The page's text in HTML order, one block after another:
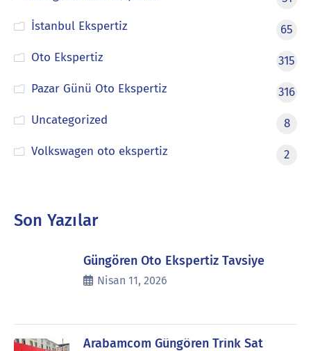
İstanbul Ekspertiz
65
Oto Ekspertiz
315
Pazar Günü Oto Ekspertiz
316
Uncategorized
8
Volkswagen oto ekspertiz
2
Son Yazılar
Güngören Oto Ekspertiz Tavsiye
Nisan 11, 2026
Arabamcom Güngören Trink Sat